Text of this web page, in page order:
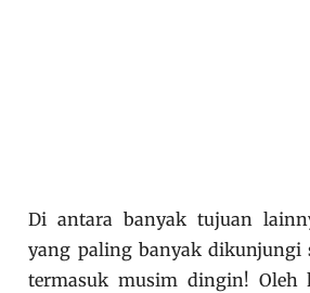
Di antara banyak tujuan
yang paling banyak dikunjungi
termasuk musim dingin! Oleh